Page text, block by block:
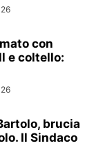
con
e coltello:
brucia
Il Sindaco